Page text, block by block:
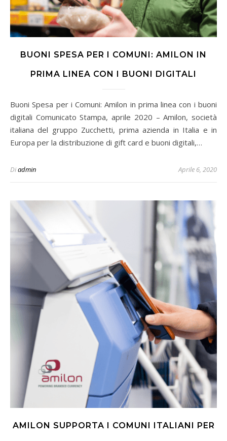
BUONI SPESA PER I COMUNI: AMILON IN
PRIMA LINEA CON I BUONI DIGITALI
Buoni Spesa per i Comuni: Amilon in prima linea con i buoni
digitali Comunicato Stampa, aprile 2020 – Amilon, società
italiana del gruppo Zucchetti, prima azienda in Italia e in
Europa per la distribuzione di gift card e buoni digitali,…
Diadmin Aprile 6, 2020
AMILON SUPPORTA I COMUNI ITALIANI PER